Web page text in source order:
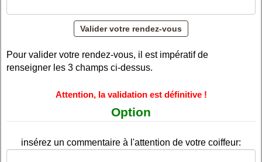
Pour valider votre rendez-vous, il est impératif de
renseigner les 3 champs ci-dessus.
Attention, la validation est définitive !
Option
insérez un commentaire à l'attention de votre coiffeur: